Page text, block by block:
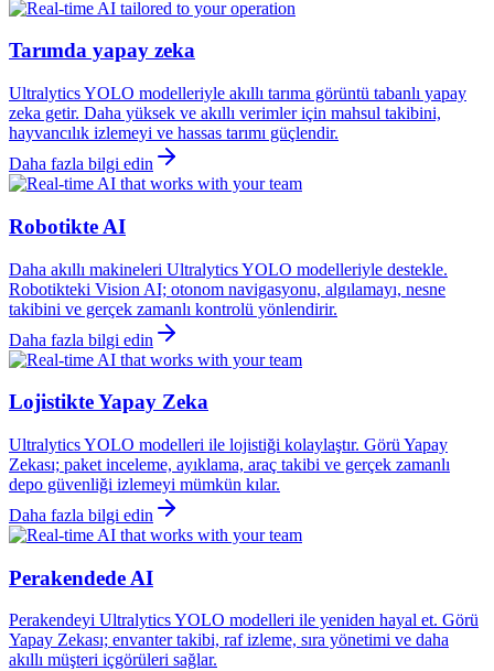
Tarımda yapay zeka
Ultralytics YOLO modelleriyle akıllı tarıma görüntü tabanlı yapay
zeka getir. Daha yüksek ve akıllı verimler için mahsul takibini,
hayvancılık izlemeyi ve hassas tarımı güçlendir.
Daha fazla bilgi edin
Robotikte AI
Daha akıllı makineleri Ultralytics YOLO modelleriyle destekle.
Robotikteki Vision AI; otonom navigasyonu, algılamayı, nesne
takibini ve gerçek zamanlı kontrolü yönlendirir.
Daha fazla bilgi edin
Lojistikte Yapay Zeka
Ultralytics YOLO modelleri ile lojistiği kolaylaştır. Görü Yapay
Zekası; paket inceleme, ayıklama, araç takibi ve gerçek zamanlı
depo güvenliği izlemeyi mümkün kılar.
Daha fazla bilgi edin
Perakendede AI
Perakendeyi Ultralytics YOLO modelleri ile yeniden hayal et. Görü
Yapay Zekası; envanter takibi, raf izleme, sıra yönetimi ve daha
akıllı müşteri içgörüleri sağlar.